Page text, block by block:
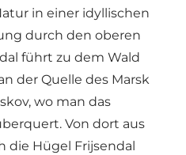
in einer idyllischen
durch den oberen
führt zu dem Wald
der Quelle des Marsk
wo man das
Von dort aus
die Hügel Frijsendal